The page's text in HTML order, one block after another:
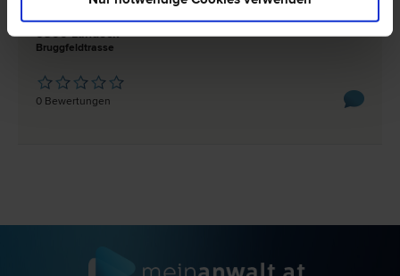
6500 Landeck
Bruggfeldtrasse
0 Bewertungen